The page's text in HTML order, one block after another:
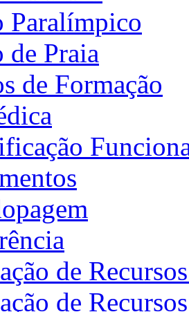
Paralímpico
de Praia
de Formação
de
de